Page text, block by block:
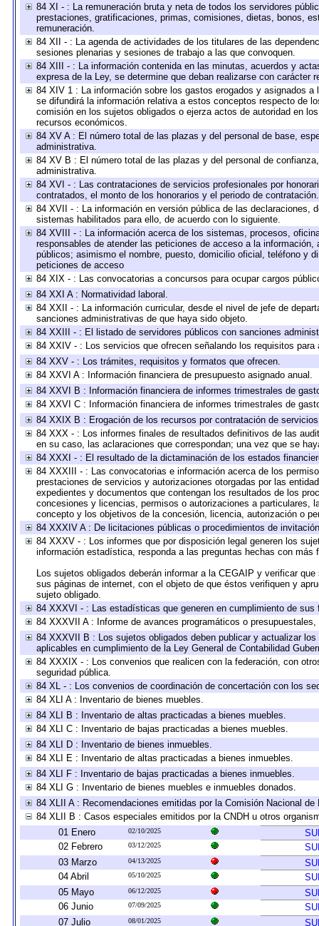
84 XI - : La remuneración bruta y neta de todos los servidores
prestaciones, gratificaciones, primas, comisiones, dietas, bonos,
remuneración.
84 XII - : La agenda de actividades de los titulares de las
sesiones plenarias y sesiones de trabajo a las que convoquen.
84 XIII - : La información contenida en las minutas, acuerdos y
expresa de la Ley, se determine que deban realizarse con carácter
84 XIV 1 : La información sobre los gastos erogados y asignados
se difundirá la información relativa a estos conceptos respecto de
comisión en los sujetos obligados o ejerza actos de autoridad en
recursos económicos.
84 XV A : El número total de las plazas y del personal de base,
administrativa.
84 XV B : El número total de las plazas y del personal de
administrativa.
84 XVI - : Las contrataciones de servicios profesionales por
contratados, el monto de los honorarios y el periodo de contratación.
84 XVII - : La información en versión pública de las
sistemas habilitados para ello, de acuerdo con lo siguiente.
84 XVIII - : La información acerca de los sistemas, procesos,
responsables de atender las peticiones de acceso a la
públicos; asimismo el nombre, puesto, domicilio oficial, teléfono y
peticiones de acceso
84 XIX - : Las convocatorias a concursos para ocupar cargos
84 XXI A : Normatividad laboral.
84 XXII - : La información curricular, desde el nivel de jefe de
sanciones administrativas de que haya sido objeto.
84 XXIII - : El listado de servidores públicos con sanciones
84 XXIV - : Los servicios que ofrecen señalando los requisitos para
84 XXV - : Los trámites, requisitos y formatos que ofrecen.
84 XXVI A : Información financiera de presupuesto asignado anual.
84 XXVI B : Información financiera de informes trimestrales de
84 XXVI C : Información financiera de informes trimestrales de
84 XXIX B : Erogación de los recursos por contratación de
84 XXX - : Los informes finales de resultados definitivos de las
en su caso, las aclaraciones que correspondan; una vez que se
84 XXXI - : El resultado de la dictaminación de los estados
84 XXXIII - : Las convocatorias e información acerca de los
prestaciones de servicios y autorizaciones otorgadas por las
expedientes y documentos que contengan los resultados de los
concesiones y licencias, permisos o autorizaciones a particulares,
concepto y los objetivos de la concesión, licencia, autorización o
84 XXXIV A : De licitaciones públicas o procedimientos de
84 XXXV - : Los informes que por disposición legal generen los
información estadística, responda a las preguntas hechas con más
Los sujetos obligados deberán informar a la CEGAIP y verificar
sus páginas de internet, con el objeto de que éstos verifiquen y
sujeto obligado.
84 XXXVI - : Las estadísticas que generen en cumplimiento de
84 XXXVII A : Informe de avances programáticos o
84 XXXVII B : Los sujetos obligados deben publicar y actualizar
aplicables en cumplimiento de la Ley General de Contabilidad
84 XXXIX - : Los convenios que realicen con la federación, con
seguridad pública.
84 XL - : Los convenios de coordinación de concertación con los
84 XLI A : Inventario de bienes muebles.
84 XLI B : Inventario de altas practicadas a bienes muebles.
84 XLI C : Inventario de bajas practicadas a bienes muebles.
84 XLI D : Inventario de bienes inmuebles.
84 XLI E : Inventario de altas practicadas a bienes inmuebles.
84 XLI F : Inventario de bajas practicadas a bienes inmuebles.
84 XLI G : Inventario de bienes muebles e inmuebles donados.
84 XLII A : Recomendaciones emitidas por la Comisión Nacional de
84 XLII B : Casos especiales emitidos por la CNDH u otros
01 Enero
02/10/2025
02 Febrero
03/12/2025
03 Marzo
04/13/2025
04 Abril
05/10/2025
05 Mayo
06/12/2025
06 Junio
07/09/2025
07 Julio
08/01/2025